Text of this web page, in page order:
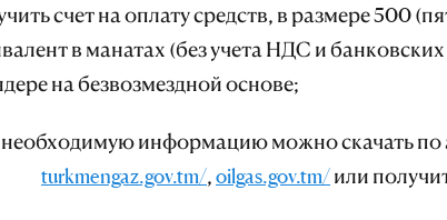
счет на оплату средств, в размере 500
в манатах (без учета НДС и банковских
на безвозмездной основе;
информацию можно скачать по
turkmengaz.gov.tm/,oilgas.gov.tm/или